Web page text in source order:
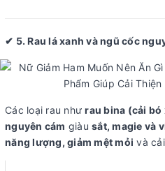
✔ 5. Rau lá xanh và ngũ cốc
Các loại rau nhưrau bina (cải bó
nguyên cám giàu sắt, magie và
năng lượng, giảm mệt mỏi và